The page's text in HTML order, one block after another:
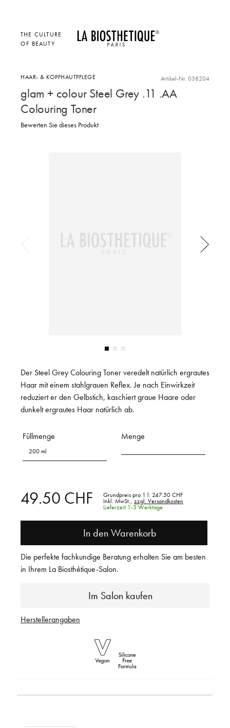
THE CULTURE
OF BEAUTY
HAAR- & KOPFHAUTPFLEGE Artikel-Nr. 038204
glam + colour Steel Grey .11 .AA
Colouring Toner
Bewerten Sie dieses Produkt
Der Steel Grey Colouring Toner veredelt natürlich ergrautes
Haar mit einem stahlgrauen Reflex. Je nach Einwirkzeit
reduziert er den Gelbstich, kaschiert graue Haare oder
dunkelt ergrautes Haar natürlich ab.
Füllmenge
200 ml
Menge
49.50 CHF Grundpreis pro 1 l: 247.50 CHF
Inkl. MwSt.,
zzgl. Versandkosten
Lieferzeit 1-3 Werktage
In den Warenkorb
Im Salon kaufen
Die perfekte fachkundige Beratung erhalten Sie am besten
in Ihrem La Biosthétique-Salon.
Herstellerangaben